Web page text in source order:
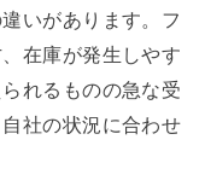
いがあります。フ
在庫が発生しやす
れるものの急な受
社の状況に合わせ